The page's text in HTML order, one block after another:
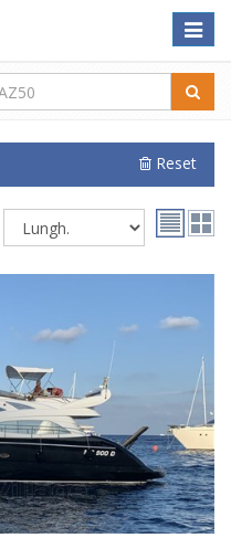
Toggle
Reset